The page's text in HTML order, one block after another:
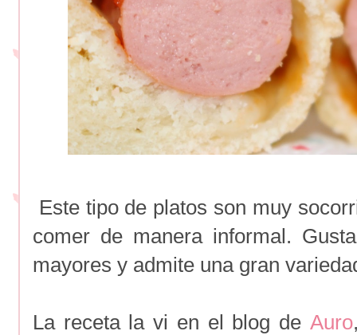
Este tipo de platos son muy
comer de manera informal.
mayores y admite una gran
La receta la vi en el blog de Auro